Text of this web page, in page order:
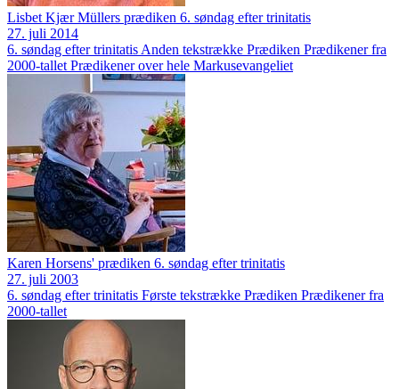
Lisbet Kjær Müllers prædiken 6. søndag efter trinitatis
27. juli 2014
6. søndag efter trinitatis Anden tekstrække Prædiken Prædikener fra
2000-tallet Prædikener over hele Markusevangeliet
Karen Horsens' prædiken 6. søndag efter trinitatis
27. juli 2003
6. søndag efter trinitatis Første tekstrække Prædiken Prædikener fra
2000-tallet